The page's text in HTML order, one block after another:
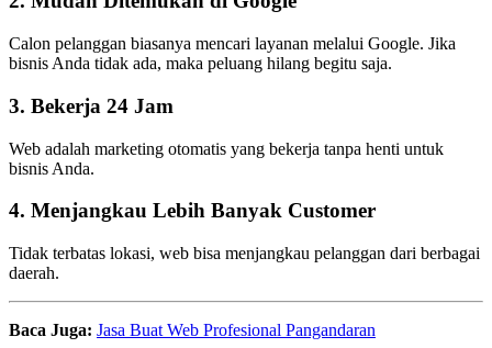
Calon pelanggan biasanya mencari layanan melalui Google. Jika
bisnis Anda tidak ada, maka peluang hilang begitu saja.
3. Bekerja 24 Jam
Web adalah marketing otomatis yang bekerja tanpa henti untuk
bisnis Anda.
4. Menjangkau Lebih Banyak Customer
Tidak terbatas lokasi, web bisa menjangkau pelanggan dari berbagai
daerah.
Baca Juga: Jasa Buat Web Profesional Pangandaran